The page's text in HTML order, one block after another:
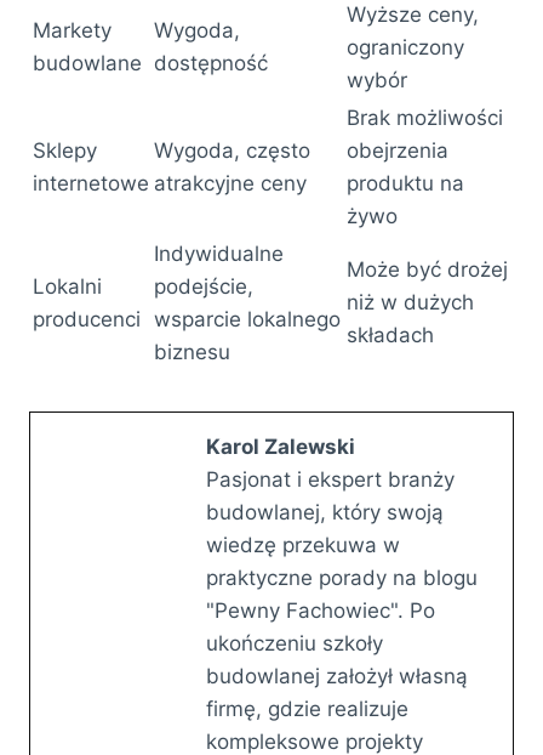
Markety
budowlane
Wygoda,
dostępność
Wyższe ceny,
ograniczony
wybór
Sklepy
internetowe
Wygoda, często
atrakcyjne ceny
Brak możliwości
obejrzenia
produktu na
żywo
Lokalni
producenci
Indywidualne
podejście,
wsparcie lokalnego
biznesu
Może być drożej
niż w dużych
składach
Karol Zalewski
Pasjonat i ekspert branży
budowlanej, który swoją
wiedzę przekuwa w
praktyczne porady na blogu
"Pewny Fachowiec". Po
ukończeniu szkoły
budowlanej założył własną
firmę, gdzie realizuje
kompleksowe projekty